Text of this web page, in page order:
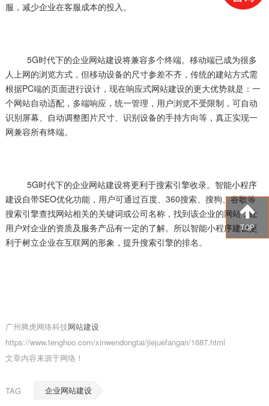
TOP
服，减少企业在客服成本的投入。
5G时代下的企业网站建设将兼容多个终端。移动端已成为很多
人上网的浏览方式，但移动设备的尺寸参差不齐，传统的建站方式需
根据PC端的页面进行设计，现在响应式网站建设的更大优势就是：一
个网站自动适配，多端响应，统一管理，用户浏览不受限制，可自动
识别屏幕、自动调整图片尺寸、识别设备的手持方向等，真正实现一
网兼容所有终端。
5G时代下的企业网站建设将更利于搜索引擎收录。智能小程序
建设自带SEO优化功能，用户可通过百度、360搜索、搜狗、谷歌等
搜索引擎查找网站相关的关键词或公司名称，找到该企业的网站，让
用户对企业的资质及服务产品有一定的了解。所以智能小程序建设更
利于树立企业在互联网的形象，提升搜索引擎的排名。
广州腾虎网络科技网站建设
https://www.tenghoo.com/xinwendongtai/jiejuefangan/1687.html
文章内容来源于网络！
TAG 企业网站建设